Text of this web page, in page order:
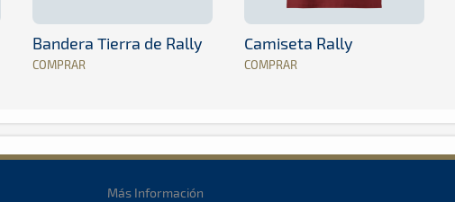
Bandera Tierra de Rally
COMPRAR
Camiseta Rally
COMPRAR
Más Información